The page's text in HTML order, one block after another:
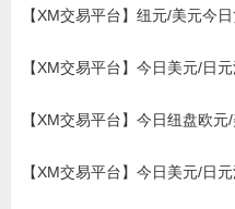
【XM交易平台】纽元/美元今
【XM交易平台】今日美元/日
【XM交易平台】今日纽盘欧
【XM交易平台】今日美元/日